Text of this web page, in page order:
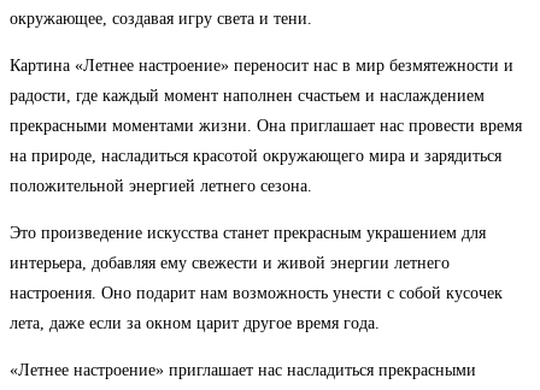
окружающее, создавая игру света и тени.
Картина «Летнее настроение» переносит нас в мир безмятежности и
радости, где каждый момент наполнен счастьем и наслаждением
прекрасными моментами жизни. Она приглашает нас провести время
на природе, насладиться красотой окружающего мира и зарядиться
положительной энергией летнего сезона.
Это произведение искусства станет прекрасным украшением для
интерьера, добавляя ему свежести и живой энергии летнего
настроения. Оно подарит нам возможность унести с собой кусочек
лета, даже если за окном царит другое время года.
«Летнее настроение» приглашает нас насладиться прекрасными